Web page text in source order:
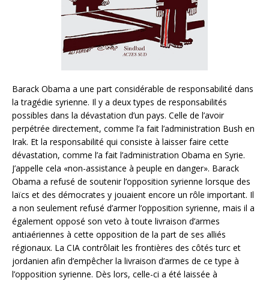
Barack Obama a une part considérable de responsabilité dans
la tragédie syrienne. Il y a deux types de responsabilités
possibles dans la dévastation d’un pays. Celle de l’avoir
perpétrée directement, comme l’a fait l’administration Bush en
Irak. Et la responsabilité qui consiste à laisser faire cette
dévastation, comme l’a fait l’administration Obama en Syrie.
J’appelle cela «non-assistance à peuple en danger». Barack
Obama a refusé de soutenir l’opposition syrienne lorsque des
laïcs et des démocrates y jouaient encore un rôle important. Il
a non seulement refusé d’armer l’opposition syrienne, mais il a
également opposé son veto à toute livraison d’armes
antiaériennes à cette opposition de la part de ses alliés
régionaux. La CIA contrôlait les frontières des côtés turc et
jordanien afin d’empêcher la livraison d’armes de ce type à
l’opposition syrienne. Dès lors, celle-ci a été laissée à